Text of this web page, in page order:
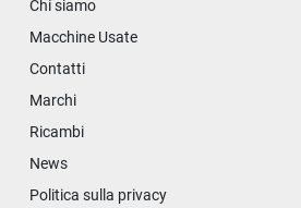
Ricambi
News
Chi siamo
Marchi
Macchine Usate
Contatti
Politica sulla privacy